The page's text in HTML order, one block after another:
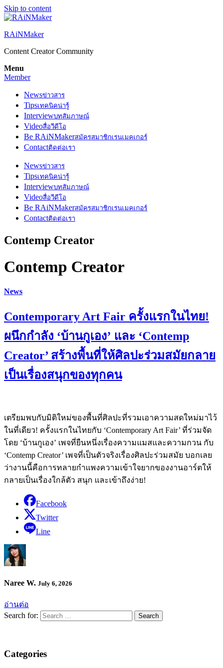
Skip to content
RAiNMaker
Content Creator Community
Menu
Member
Newsข่าวสาร
Tipsเทคนิคน่ารู้
Interviewบทสัมภาษณ์
Videoสื่อวีดีโอ
Be RAiNMakerสมัครสมาชิกเรนเมคเกอร์
Contactติดต่อเรา
Newsข่าวสาร
Tipsเทคนิคน่ารู้
Interviewบทสัมภาษณ์
Videoสื่อวีดีโอ
Be RAiNMakerสมัครสมาชิกเรนเมคเกอร์
Contactติดต่อเรา
Contemp Creator
Contemp Creator
News
Contemporary Art Fair ครั้งแรกในไทย!
ผนึกกำลัง ‘บ้านกูเอง’ และ ‘Contemp
Creator’ สร้างพื้นที่ให้ศิลปะร่วมสมัยกลาย
เป็นเรื่องสนุกของทุกคน
เตรียมพบกับมิติใหม่ของพื้นที่ศิลปะที่รวมเอาความสดใหม่มาไว้
ในที่เดียว! ครั้งแรกในไทยกับ ‘Contemporary Art Fair’ ที่ร่วมจัด
โดย ‘บ้านกูเอง’ เพจที่ยืนหนึ่งเรื่องความแมสและความกวน กับ
‘Contemp Creator’ เพจที่เป็นตัวจริงเรื่องศิลปะร่วมสมัย บอกเลย
ว่างานนี้คือการทลายกำแพงความเข้าใจยากของงานอาร์ตให้
กลายเป็นเรื่องใกล้ตัว สนุก และเข้าถึงง่าย!
Facebook
Twitter
Line
Naree W. July 6, 2026
อ่านต่อ
Search for:
Categories